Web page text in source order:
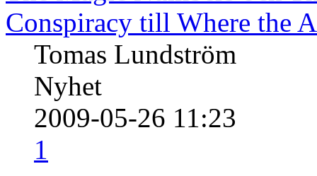
Conspiracy till Where the
Tomas Lundström
Nyhet
2009-05-26 11:23
1